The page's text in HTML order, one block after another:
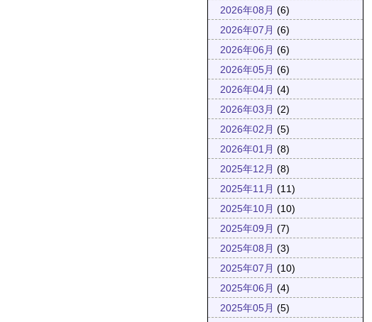
2026年08月 (6)
2026年07月 (6)
2026年06月 (6)
2026年05月 (6)
2026年04月 (4)
2026年03月 (2)
2026年02月 (5)
2026年01月 (8)
2025年12月 (8)
2025年11月 (11)
2025年10月 (10)
2025年09月 (7)
2025年08月 (3)
2025年07月 (10)
2025年06月 (4)
2025年05月 (5)